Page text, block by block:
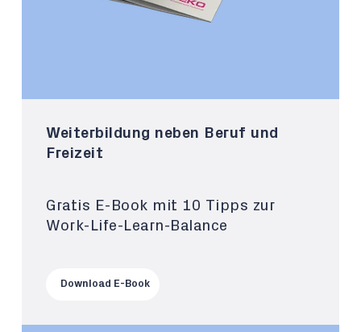
Weiterbildung neben Beruf und
Freizeit
Gratis E-Book mit 10 Tipps zur
Work-Life-Learn-Balance
Download E-Book